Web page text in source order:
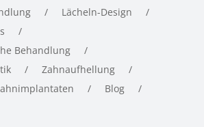
Lächeln-Design
Behandlung
Zahnaufhellung
Blog